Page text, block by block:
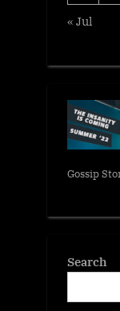
« Jul
Gossip
Search